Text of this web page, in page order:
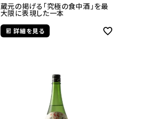
蔵元の掲げる「究極の食中酒」を最
大限に表現した一本
詳細を見る